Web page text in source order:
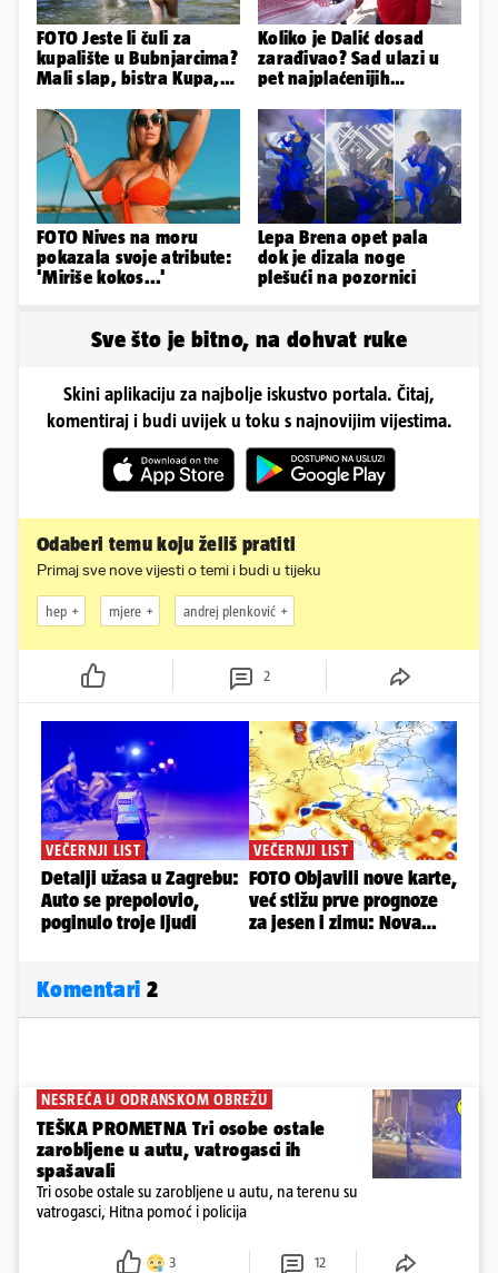
FOTO Jeste li čuli za
kupalište u Bubnjarcima?
Mali slap, bistra Kupa,
idila!
Koliko je Dalić dosad
zarađivao? Sad ulazi u
pet najplaćenijih
nogometa!
FOTO Nives na moru
pokazala svoje atribute:
'Miriše kokos...'
Lepa Brena opet pala
dok je dizala noge
plešući na pozornici
Sve što je bitno, na dohvat ruke
Skini aplikaciju za najbolje iskustvo portala. Čitaj,
komentiraj i budi uvijek u toku s najnovijim vijestima.
Odaberi temu koju želiš pratiti
Primaj sve nove vijesti o temi i budi u tijeku
hep mjere andrej plenković
2
Komentari 2
NESREĆA U ODRANSKOM OBREŽU
TEŠKA PROMETNA Tri osobe ostale
zarobljene u autu, vatrogasci ih
spašavali
Tri osobe ostale su zarobljene u autu, na terenu su
vatrogasci, Hitna pomoć i policija
3 12